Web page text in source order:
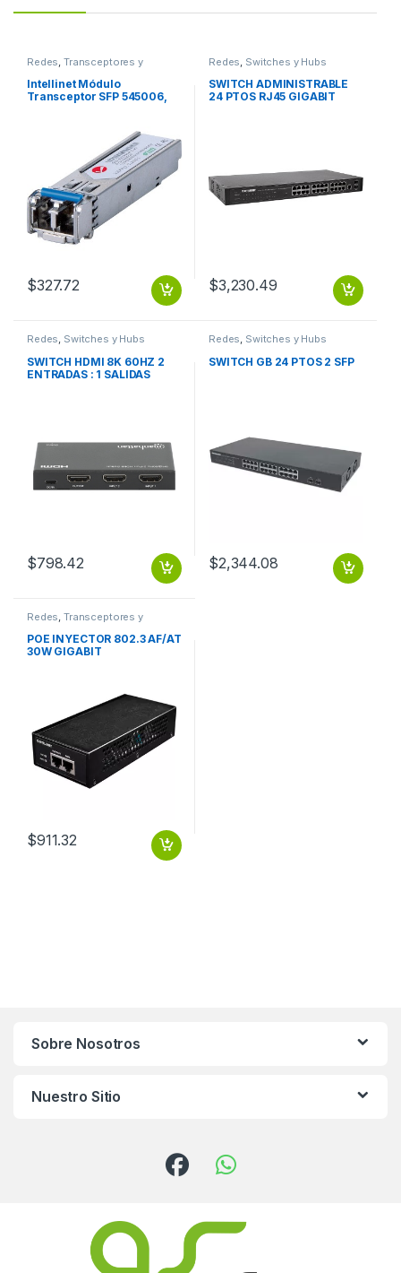
Redes ,Transceptores y
Convertidores
Intellinet Módulo
Transceptor SFP 545006,
OPTICA LC 1000BASE-SX
$327.72
Redes Switches y Hubs
SWITCH ADMINISTRABLE
24 PTOS RJ45 GIGABIT
$3,230.49
Redes, Switches y Hubs
SWITCH HDMI 8K 60HZ 2
ENTRADAS : 1 SALIDAS
$798.42
Redes, Switches y Hubs
SWITCH GB 24 PTOS 2 SFP
$2,344.08
Redes ,Transceptores y
Convertidores
POE INYECTOR 802.3 AF/AT
30W GIGABIT
$911.32
Sobre Nosotros
Nuestro Sitio